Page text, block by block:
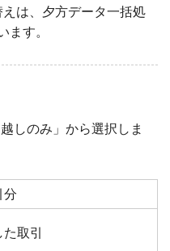
は、夕方データ一括処
ます。
しのみ」から選択しま
分
取引